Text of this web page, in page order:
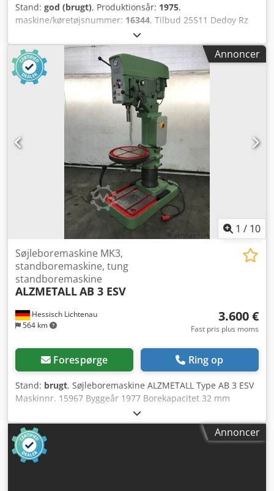
Stand: god (brugt), Produktionsår: 1975,
maskine/køretøjsnummer: 16344, Tilbud 25511 Dedoy Rz
Dfepfx Ac Djck Tekniske data: - Borekapacitet i stål ST 60:
28 mm - Boreevne i stål ST 60: 32 mm -
Gevindskæringsanordning - Borepatronmontering MK 3 -
lang spindel - Borespindelslag: 180 mm - 10
borespindelhastigheder: 250 – 2100 o/min - Udhæng ca.:
290 mm - Maks. afstand bord – borespindel ca.: 620 mm -
Bord med 2 T-noter, højdejusterbart: 520 x 450 mm - Drift:
400 V / 1,0 / 1,3 kW - Pladsbehov ca.: B 600 x H 1850 x D 700
mm - Vægt ca.: 280 kg
Annoncer
1 / 10
Hessisch Lichtenau
564 km
Søjleboremaskine MK3,
standboremaskine, tung
standboremaskine
ALZMETALLAB 3 ESV
3.600 €
Fast pris plus moms
Forespørge Ring op
Stand: brugt, Søjleboremaskine ALZMETALL Type AB 3 ESV
Maskinnr. 15967 Byggeår 1977 Borekapacitet 32 mm
Spindeloptagelse MK 3 – kort pinol Afstand spindelnæse –
bord 545 mm (kort pinol) Afstand spindeladapter – bord
395 mm (MK-adapter) Udlæg 290 mm Dcsdpfxsharwvj Ac
Dok Pinolslag 160 mm Bordstørrelse Ø 545 mm
Søjlediameter 220 mm Spindelomdrejningstal 55 – 1450
Annoncer